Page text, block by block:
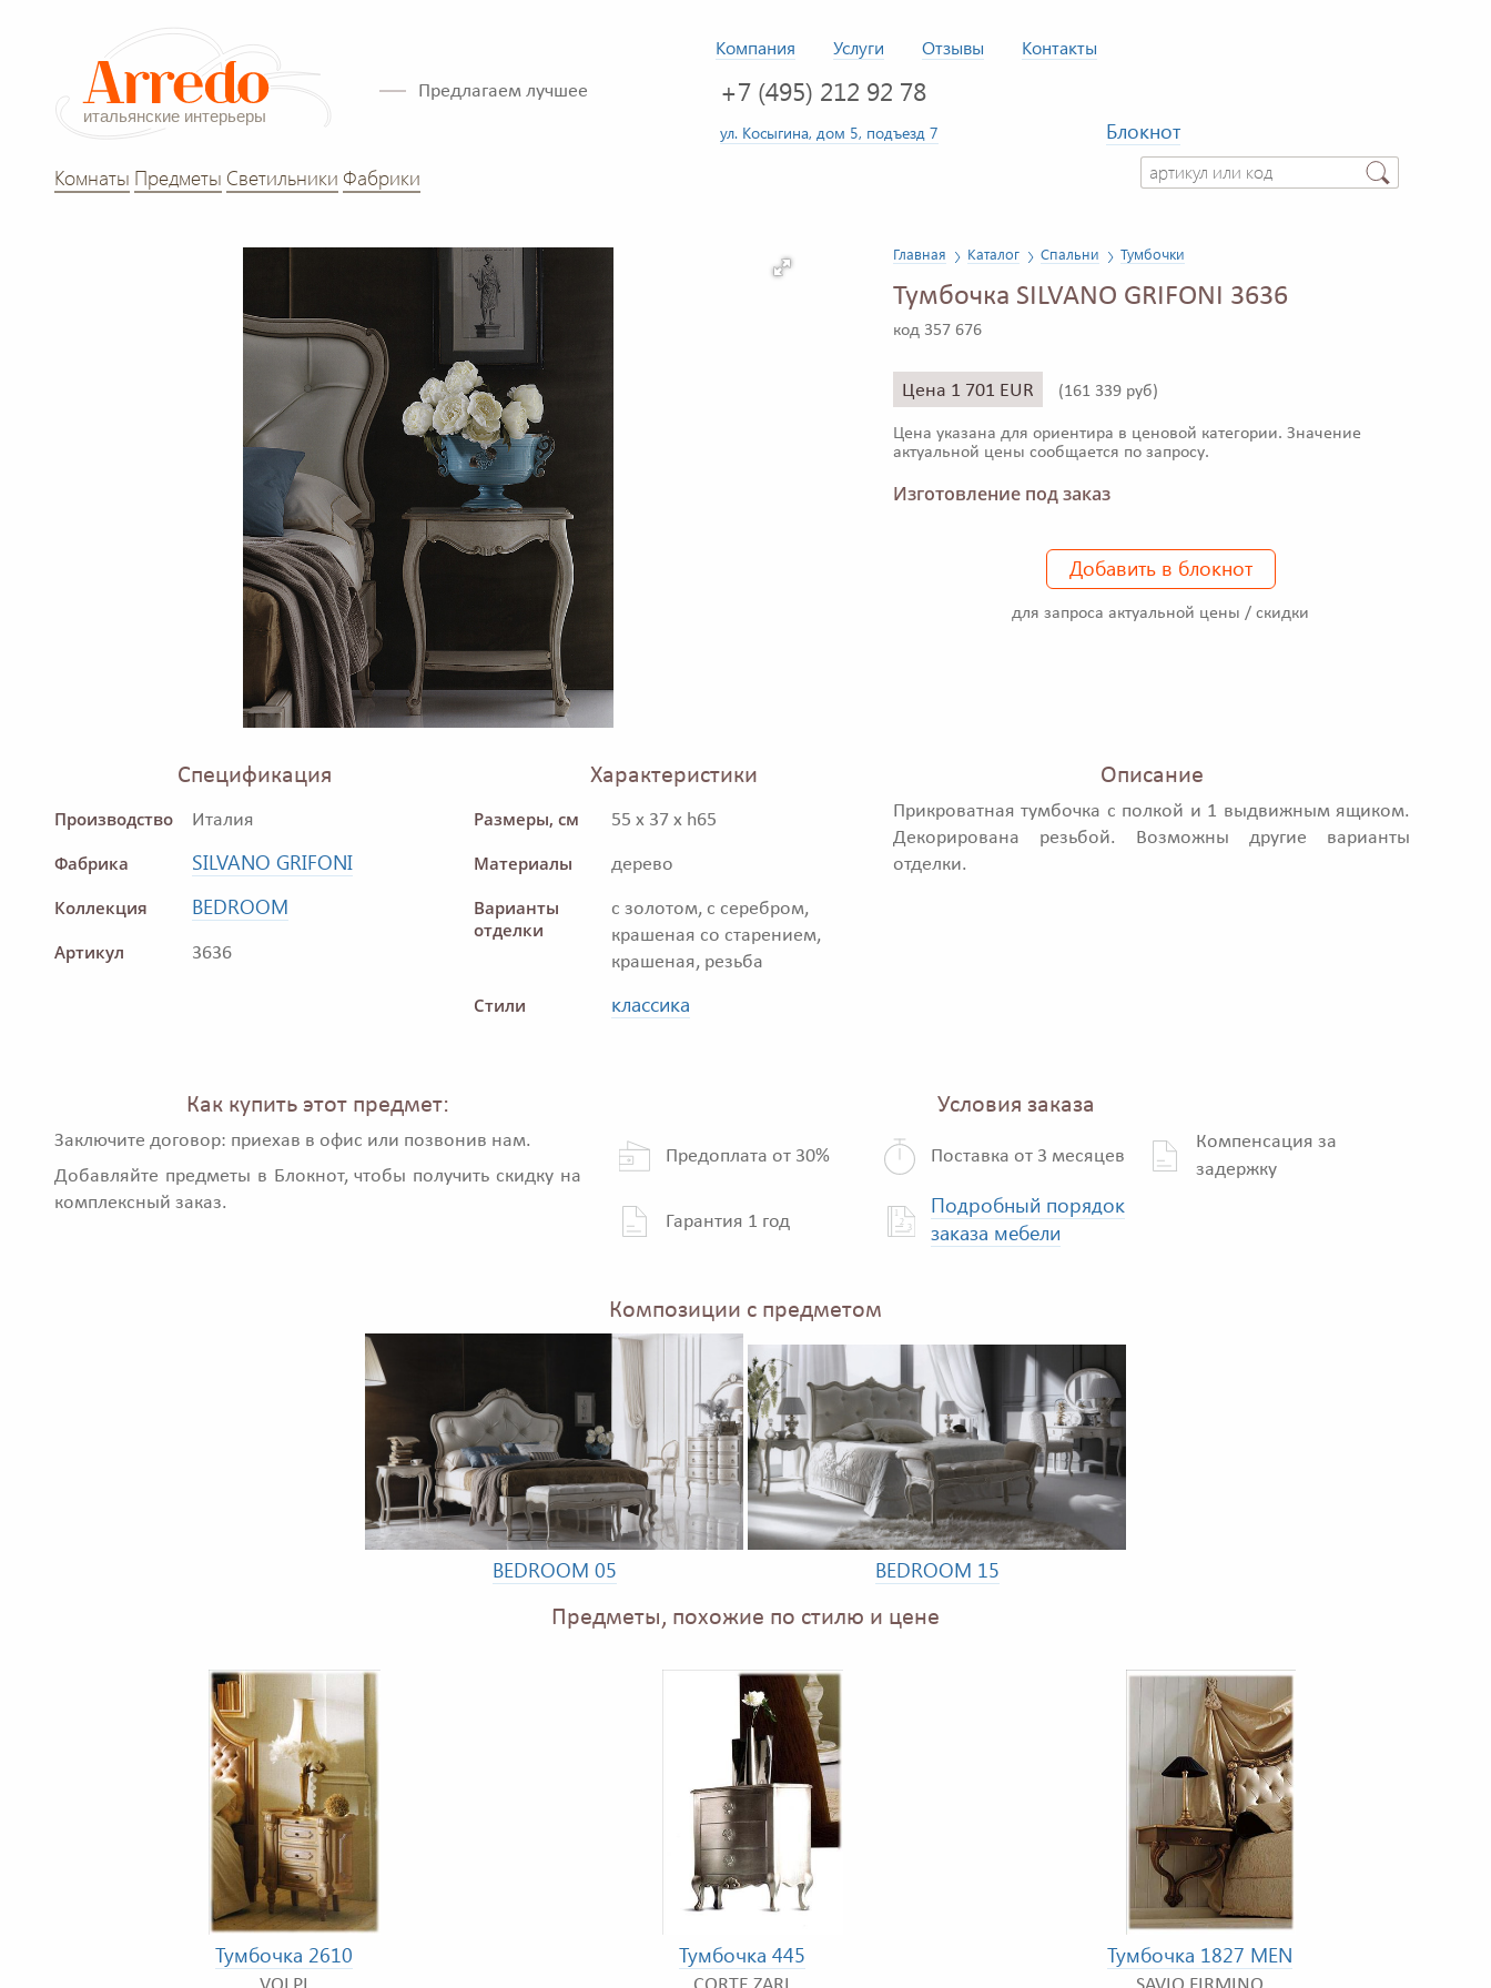
Компания Услуги Отзывы Контакты
Предлагаем лучшее +7 (495) 212 92 78
ул. Косыгина, дом 5, подъезд 7
Блокнот
Комнаты Предметы Светильники Фабрики
Главная Каталог Спальни Тумбочки
Тумбочка SILVANO GRIFONI 3636
код 357 676
Цена 1 701 EUR (161 339 руб)
Цена указана для ориентира в ценовой категории. Значение
актуальной цены сообщается по запросу.
Изготовление под заказ
Добавить в блокнот
для запроса актуальной цены / скидки
Спецификация
Производство Италия
Фабрика SILVANO GRIFONI
Коллекция BEDROOM
Артикул 3636
Характеристики
Размеры, см 55 x 37 x h65
Материалы дерево
Варианты
отделки
с золотом, с серебром,
крашеная со старением,
крашеная, резьба
Стили классика
Описание
Прикроватная тумбочка с полкой и 1 выдвижным ящиком.
Декорирована резьбой. Возможны другие варианты
отделки.
Как купить этот предмет:
Заключите договор: приехав в офис или позвонив нам.
Добавляйте предметы в Блокнот, чтобы получить скидку на
комплексный заказ.
Условия заказа
Предоплата от 30% Поставка от 3 месяцев
Компенсация за
задержку
Гарантия 1 год
Подробный порядок
заказа мебели
Композиции с предметом
BEDROOM 05 BEDROOM 15
Предметы, похожие по стилю и цене
Тумбочка 2610 Тумбочка 445 Тумбочка 1827 MEN